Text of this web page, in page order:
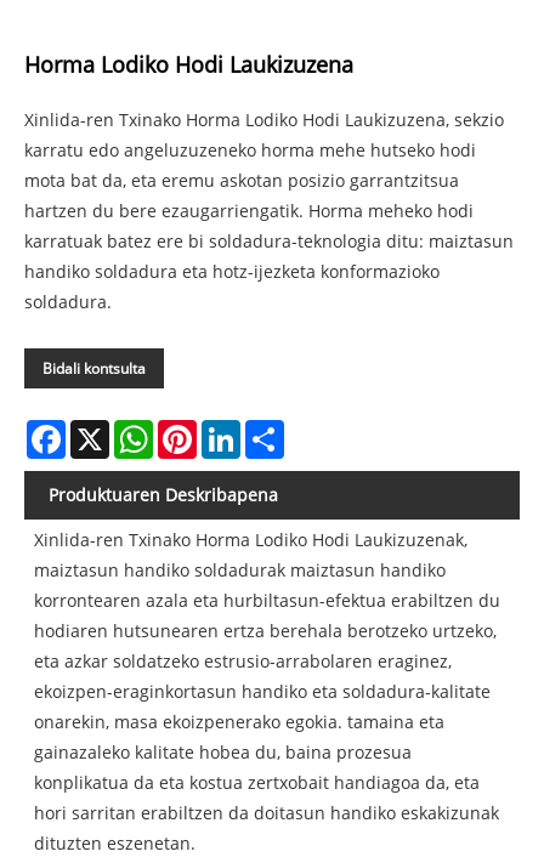
Horma Lodiko Hodi Laukizuzena
Xinlida-ren Txinako Horma Lodiko Hodi Laukizuzena, sekzio
karratu edo angeluzuzeneko horma mehe hutseko hodi
mota bat da, eta eremu askotan posizio garrantzitsua
hartzen du bere ezaugarriengatik. Horma meheko hodi
karratuak batez ere bi soldadura-teknologia ditu: maiztasun
handiko soldadura eta hotz-ijezketa konformazioko
soldadura.
Bidali kontsulta
Facebook
X WhatsAppPinterestLinkedIn
Produktuaren Deskribapena
Xinlida-ren Txinako Horma Lodiko Hodi Laukizuzenak,
maiztasun handiko soldadurak maiztasun handiko
korrontearen azala eta hurbiltasun-efektua erabiltzen du
hodiaren hutsunearen ertza berehala berotzeko urtzeko,
eta azkar soldatzeko estrusio-arrabolaren eraginez,
ekoizpen-eraginkortasun handiko eta soldadura-kalitate
onarekin, masa ekoizpenerako egokia. tamaina eta
gainazaleko kalitate hobea du, baina prozesua
konplikatua da eta kostua zertxobait handiagoa da, eta
hori sarritan erabiltzen da doitasun handiko eskakizunak
dituzten eszenetan.